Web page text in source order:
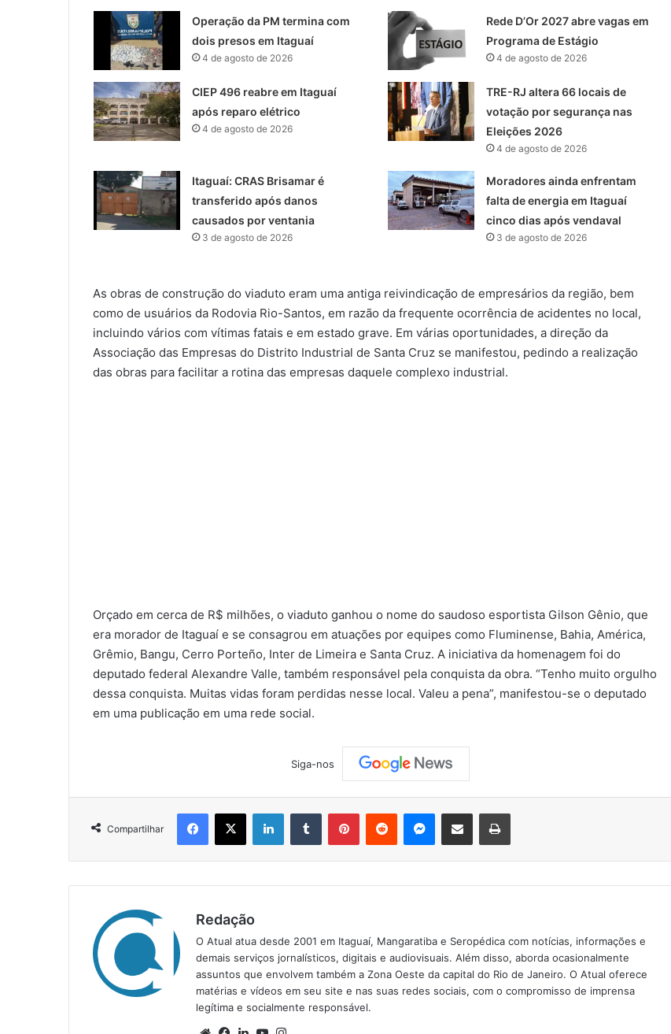
Operação da PM termina com
dois presos em Itaguaí
4 de agosto de 2026
Rede D’Or 2027 abre vagas em
Programa de Estágio
4 de agosto de 2026
CIEP 496 reabre em Itaguaí
após reparo elétrico
4 de agosto de 2026
TRE-RJ altera 66 locais de
votação por segurança nas
Eleições 2026
4 de agosto de 2026
Itaguaí: CRAS Brisamar é
transferido após danos
causados por ventania
3 de agosto de 2026
Moradores ainda enfrentam
falta de energia em Itaguaí
cinco dias após vendaval
3 de agosto de 2026
As obras de construção do viaduto eram uma antiga reivindicação de empresários da região, bem
como de usuários da Rodovia Rio-Santos, em razão da frequente ocorrência de acidentes no local,
incluindo vários com vítimas fatais e em estado grave. Em várias oportunidades, a direção da
Associação das Empresas do Distrito Industrial de Santa Cruz se manifestou, pedindo a realização
das obras para facilitar a rotina das empresas daquele complexo industrial.
Orçado em cerca de R$ milhões, o viaduto ganhou o nome do saudoso esportista Gilson Gênio, que
era morador de Itaguaí e se consagrou em atuações por equipes como Fluminense, Bahia, América,
Grêmio, Bangu, Cerro Porteño, Inter de Limeira e Santa Cruz. A iniciativa da homenagem foi do
deputado federal Alexandre Valle, também responsável pela conquista da obra. “Tenho muito orgulho
dessa conquista. Muitas vidas foram perdidas nesse local. Valeu a pena”, manifestou-se o deputado
em uma publicação em uma rede social.
Siga-nos
Compartilhar
Redação
O Atual atua desde 2001 em Itaguaí, Mangaratiba e Seropédica com notícias, informações e
demais serviços jornalísticos, digitais e audiovisuais. Além disso, aborda ocasionalmente
assuntos que envolvem também a Zona Oeste da capital do Rio de Janeiro. O Atual oferece
matérias e vídeos em seu site e nas suas redes sociais, com o compromisso de imprensa
legítima e socialmente responsável.